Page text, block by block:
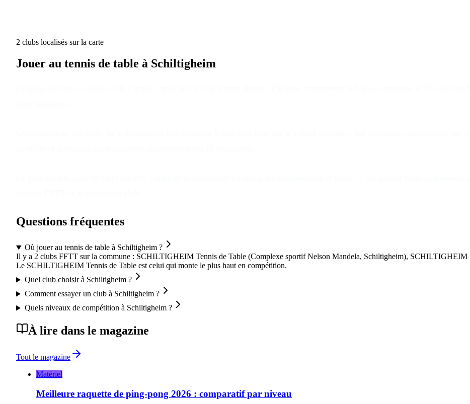
2 clubs localisés sur la carte
Jouer au tennis de table à Schiltigheim
Questions fréquentes
Où jouer au tennis de table à Schiltigheim ?
Il y a 2 clubs FFTT sur la commune : SCHILTIGHEIM Tennis de Table (Complexe sportif Nelson Mandela, Schiltigheim),
Le SCHILTIGHEIM Tennis de Table est celui qui monte le plus haut en compétition.
Quel club choisir à Schiltigheim ?
Comment essayer un club à Schiltigheim ?
Quels niveaux de compétition à Schiltigheim ?
À lire dans le magazine
Tout le magazine
Matériel
Meilleure raquette de ping-pong 2026 : comparatif par niveau